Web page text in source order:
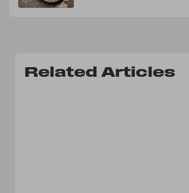
Related Articles